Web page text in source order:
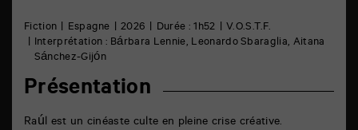
Fiction Espagne 2026 Durée : 1h52
V.O.S.T.F.
Interprétation : Bárbara Lennie, Leonardo Sbaraglia, Aitana
Sánchez-Gijón
Présentation
Raúl est un cinéaste culte en pleine crise créative.